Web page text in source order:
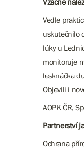
Vzácné
Vedle
uskutečnilo
lúky u
monitoruje
lesknáčka
Objevili i
AOPK ČR,
Partnerství
Ochrana